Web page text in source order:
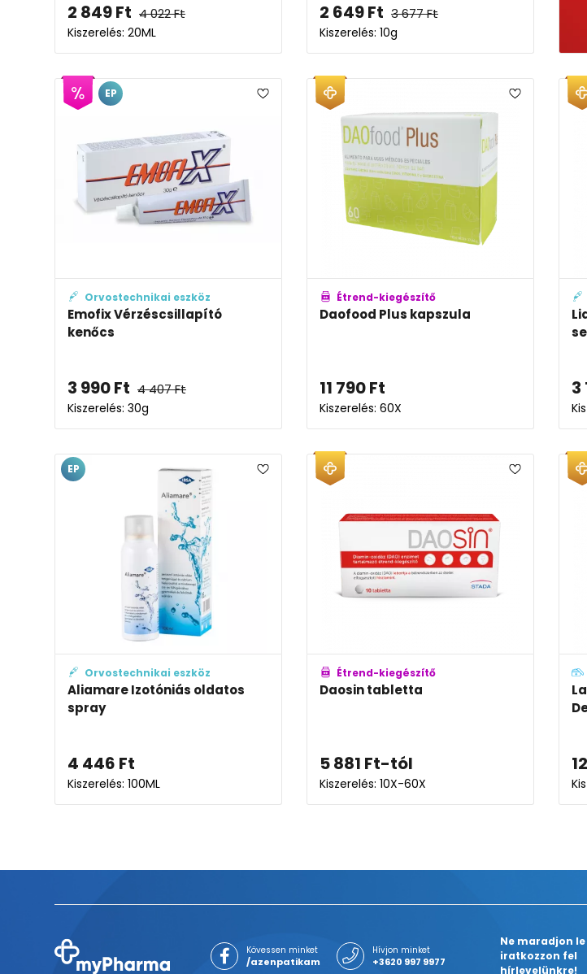
2 849Ft 4 022Ft
Kiszerelés: 20ML
2 649Ft 3 677Ft
Kiszerelés: 10g
Orvostechnikai eszköz
Emofix Vérzéscsillapító
kenőcs
3 990Ft 4 407Ft
Kiszerelés: 30g
EP
Étrend-kiegészítő
Daofood Plus kapszula
11 790Ft
Kiszerelés: 60X
3
Orvostechnikai eszköz
Aliamare Izotóniás oldatos
spray
4 446 Ft
Kiszerelés: 100ML
EP
Étrend-kiegészítő
Daosin tabletta
5 881 Ft-tól
Kiszerelés: 10X-60X
Kövessen minket
/azenpatikam
Hívjon minket
+3620 997 9977
Ne maradjon
iratkozzon fel
hírlevelünkre!